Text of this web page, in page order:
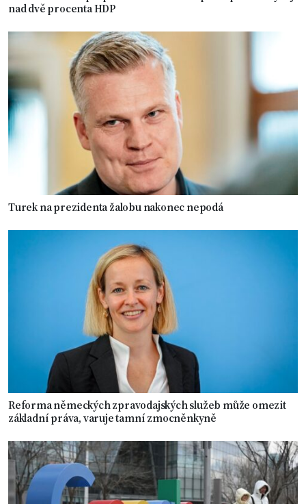
nad dvě procenta HDP
Turek na prezidenta žalobu nakonec nepodá
Reforma německých zpravodajských služeb může omezit
základní práva, varuje tamní zmocněnkyně